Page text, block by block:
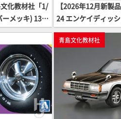
化教材社「1/
メッキ) 13イ
【2026年12月新製
24 エンケイディッシ
青島文化教材社